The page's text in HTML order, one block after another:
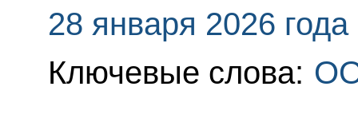
28 января 2026 года
Ключевые слова: